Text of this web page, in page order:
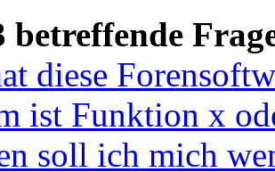
betreffende
diese
ist Funktion x
soll ich mich